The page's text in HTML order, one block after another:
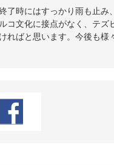
了時にはすっかり雨も止み
コ文化に接点がなく、テズ
ればと思います。今後も様